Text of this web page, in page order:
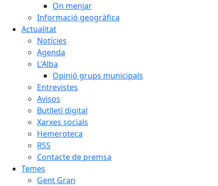
On menjar
Informació geogràfica
Actualitat
Notícies
Agenda
L'Alba
Opinió grups municipals
Entrevistes
Avisos
Butlletí digital
Xarxes socials
Hemeroteca
RSS
Contacte de premsa
Temes
Gent Gran